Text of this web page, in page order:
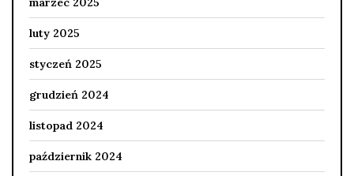
luty 2025
styczeń 2025
grudzień 2024
listopad 2024
październik 2024